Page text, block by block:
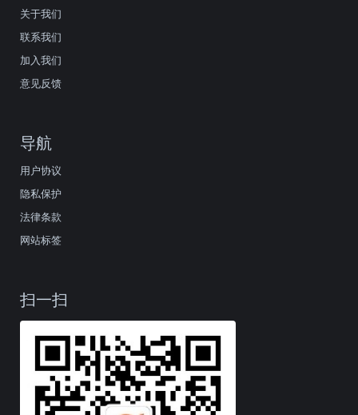
关于我们
联系我们
加入我们
意见反馈
导航
用户协议
隐私保护
法律条款
网站标签
扫一扫